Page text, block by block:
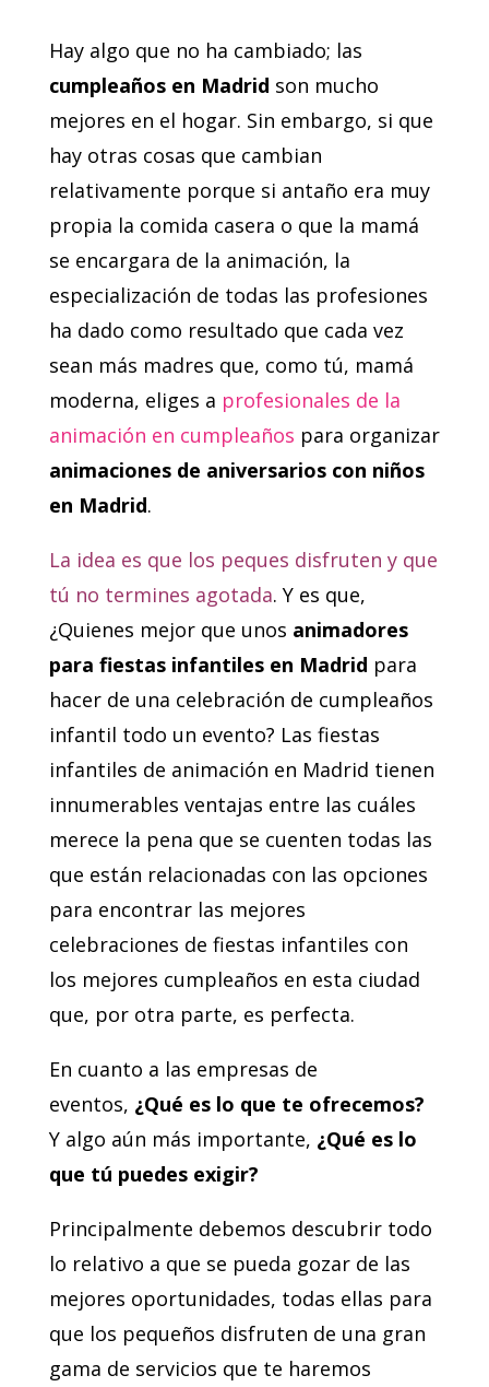
Hay algo que no ha cambiado; las
cumpleaños en Madrid son mucho
mejores en el hogar. Sin embargo, si que
hay otras cosas que cambian
relativamente porque si antaño era muy
propia la comida casera o que la mamá
se encargara de la animación, la
especialización de todas las profesiones
ha dado como resultado que cada vez
sean más madres que, como tú, mamá
moderna, eliges a profesionales de la
animación en cumpleaños para organizar
animaciones de aniversarios con niños
en Madrid.
La idea es que los peques disfruten y que
tú no termines agotada. Y es que,
¿Quienes mejor que unos animadores
para fiestas infantiles en Madrid para
hacer de una celebración de cumpleaños
infantil todo un evento? Las fiestas
infantiles de animación en Madrid tienen
innumerables ventajas entre las cuáles
merece la pena que se cuenten todas las
que están relacionadas con las opciones
para encontrar las mejores
celebraciones de fiestas infantiles con
los mejores cumpleaños en esta ciudad
que, por otra parte, es perfecta.
En cuanto a las empresas de
eventos, ¿Qué es lo que te ofrecemos?
Y algo aún más importante, ¿Qué es lo
que tú puedes exigir?
Principalmente debemos descubrir todo
lo relativo a que se pueda gozar de las
mejores oportunidades, todas ellas para
que los pequeños disfruten de una gran
gama de servicios que te haremos